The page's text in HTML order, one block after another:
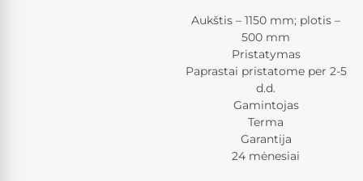
Aukštis – 1150 mm; plotis –
500 mm
Pristatymas
Paprastai pristatome per 2-5
d.d.
Gamintojas
Terma
Garantija
24 mėnesiai